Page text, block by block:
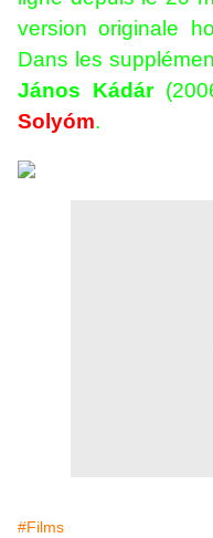
version originale
Dans les
János Kádár
Solyóm.
#Films